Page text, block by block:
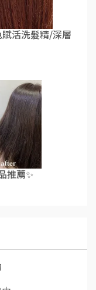
活洗髮精/深層
推薦✨